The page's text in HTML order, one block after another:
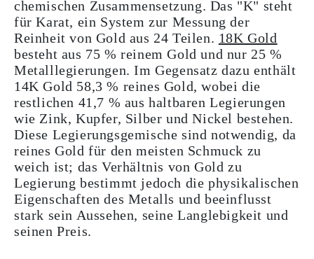
chemischen Zusammensetzung. Das "K" steht
für Karat, ein System zur Messung der
Reinheit von Gold aus 24 Teilen. 18K Gold
besteht aus 75 % reinem Gold und nur 25 %
Metalllegierungen. Im Gegensatz dazu enthält
14K Gold 58,3 % reines Gold, wobei die
restlichen 41,7 % aus haltbaren Legierungen
wie Zink, Kupfer, Silber und Nickel bestehen.
Diese Legierungsgemische sind notwendig, da
reines Gold für den meisten Schmuck zu
weich ist; das Verhältnis von Gold zu
Legierung bestimmt jedoch die physikalischen
Eigenschaften des Metalls und beeinflusst
stark sein Aussehen, seine Langlebigkeit und
seinen Preis.